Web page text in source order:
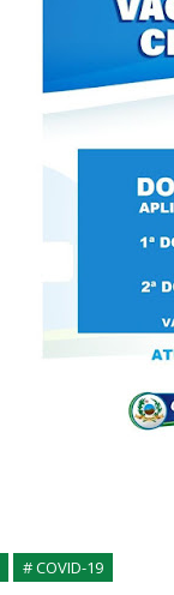
# COVID-19